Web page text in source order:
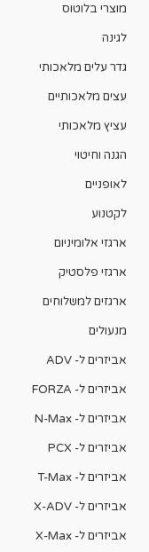
מוצרי בלוטוס
לגינה
גדר עלים מלאכותי
עצים מלאכותיים
עציץ מלאכותי
הגנה וחיטוי
לאופניים
לקטנוע
ארגזי אלומיניום
ארגזי פלסטיק
ארגזים למשלוחים
מנעולים
אביזרים ל- ADV
אביזרים ל- FORZA
אביזרים ל- N-Max
אביזרים ל- PCX
אביזרים ל- T-Max
אביזרים ל- X-ADV
אביזרים ל- X-Max